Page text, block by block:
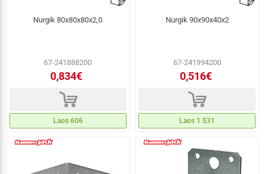
Nurgik 80x80x80x2,0
67-241888200
0,834€
d
Laos 606
Nurgik 90x90x40x2
67-241994200
0,516€
d
Laos 1 531